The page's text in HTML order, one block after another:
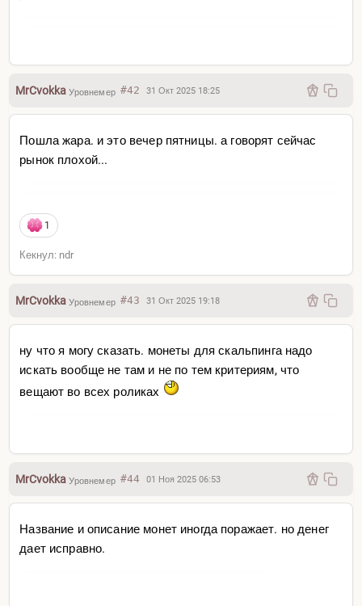
MrCvokkaУровнемер #42 31 Окт 2025 18:25
Пошла жара. и это вечер пятницы. а говорят сейчас
рынок плохой...
1
Кекнул: ndr
MrCvokkaУровнемер #43 31 Окт 2025 19:18
ну что я могу сказать. монеты для скальпинга надо
искать вообще не там и не по тем критериям, что
вещают во всех роликах
MrCvokkaУровнемер #44 01 Ноя 2025 06:53
Название и описание монет иногда поражает. но денег
дает исправно.